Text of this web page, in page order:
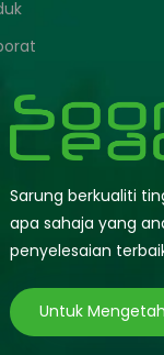
Sarung berkualiti
apa sahaja yang
penyelesaian
Untuk